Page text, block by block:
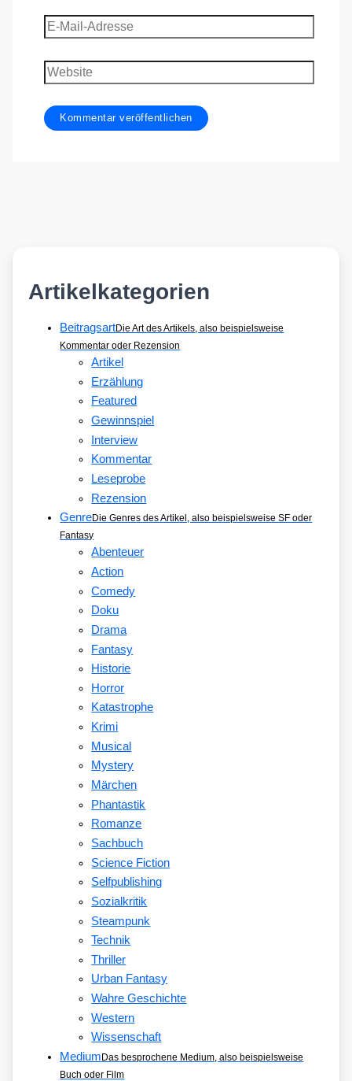
E-
Mail-
Adresse
Website
Artikelkategorien
BeitragsartDie Art des Artikels, also beispielsweise
Kommentar oder Rezension
Artikel
Erzählung
Featured
Gewinnspiel
Interview
Kommentar
Leseprobe
Rezension
GenreDie Genres des Artikel, also beispielsweise SF oder
Fantasy
Abenteuer
Action
Comedy
Doku
Drama
Fantasy
Historie
Horror
Katastrophe
Krimi
Musical
Mystery
Märchen
Phantastik
Romanze
Sachbuch
Science Fiction
Selfpublishing
Sozialkritik
Steampunk
Technik
Thriller
Urban Fantasy
Wahre Geschichte
Western
Wissenschaft
Medium Das besprochene Medium, also beispielsweise
Buch oder Film